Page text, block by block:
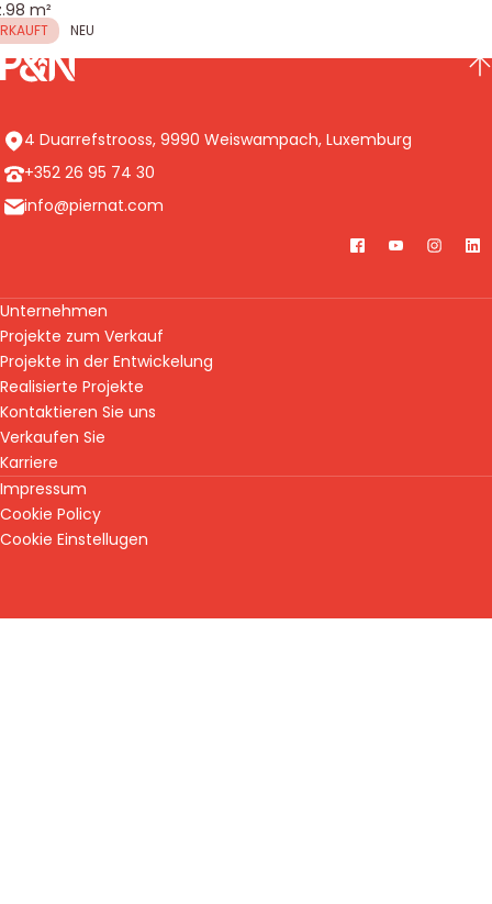
Schlafzimmer
Wohnfläche
98 m²
NEU
Pierre & Nature Luxembourg S.A.
Adresse
4 Duarrefstrooss, 9990 Weiswampach, Luxemburg
Telefon
+352 26 95 74 30
E-mail
info@piernat.com
Facebook
YouTube
Unternehmen
Projekte zum Verkauf
Projekte in der Entwickelung
Realisierte Projekte
Kontaktieren Sie uns
Verkaufen Sie
Karriere
Impressum
Cookie Policy
Cookie Einstellugen